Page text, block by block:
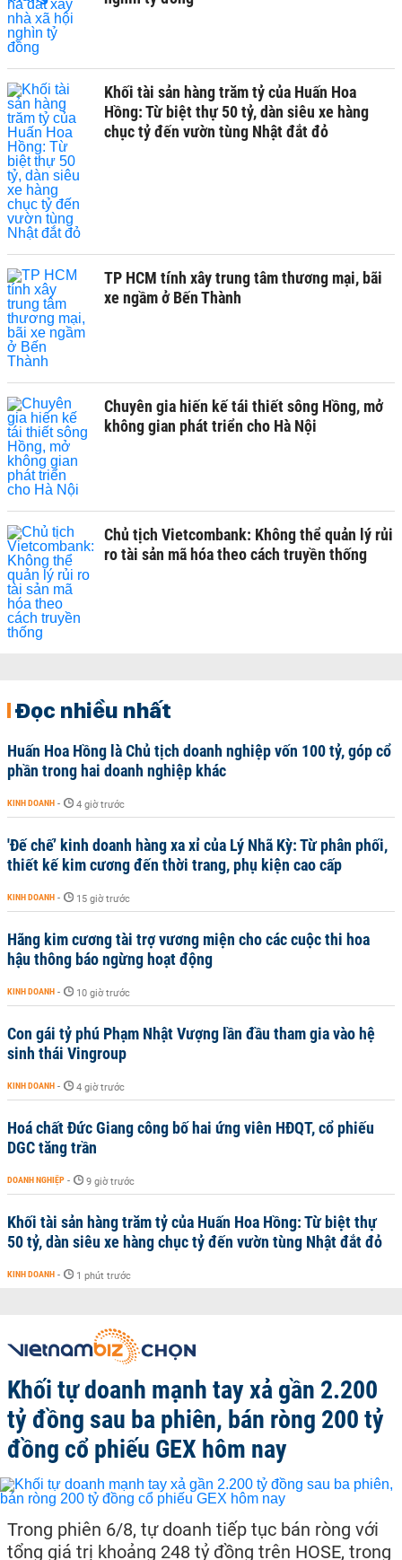
Khối tài sản hàng trăm tỷ của Huấn Hoa
Hồng: Từ biệt thự 50 tỷ, dàn siêu xe hàng
chục tỷ đến vườn tùng Nhật đắt đỏ
TP HCM tính xây trung tâm thương mại, bãi
xe ngầm ở Bến Thành
Chuyên gia hiến kế tái thiết sông Hồng, mở
không gian phát triển cho Hà Nội
Chủ tịch Vietcombank: Không thể quản lý rủi
ro tài sản mã hóa theo cách truyền thống
Đọc nhiều nhất
Huấn Hoa Hồng là Chủ tịch doanh nghiệp vốn 100 tỷ, góp cổ
phần trong hai doanh nghiệp khác
KINH DOANH - 4 giờ trước
'Đế chế’ kinh doanh hàng xa xỉ của Lý Nhã Kỳ: Từ phân phối,
thiết kế kim cương đến thời trang, phụ kiện cao cấp
KINH DOANH - 15 giờ trước
Hãng kim cương tài trợ vương miện cho các cuộc thi hoa
hậu thông báo ngừng hoạt động
KINH DOANH - 10 giờ trước
Con gái tỷ phú Phạm Nhật Vượng lần đầu tham gia vào hệ
sinh thái Vingroup
KINH DOANH - 4 giờ trước
Hoá chất Đức Giang công bố hai ứng viên HĐQT, cổ phiếu
DGC tăng trần
DOANH NGHIỆP - 9 giờ trước
Khối tài sản hàng trăm tỷ của Huấn Hoa Hồng: Từ biệt thự
50 tỷ, dàn siêu xe hàng chục tỷ đến vườn tùng Nhật đắt đỏ
KINH DOANH - 1 phút trước
Khối tự doanh mạnh tay xả gần 2.200
tỷ đồng sau ba phiên, bán ròng 200 tỷ
đồng cổ phiếu GEX hôm nay
Trong phiên 6/8, tự doanh tiếp tục bán ròng với
tổng giá trị khoảng 248 tỷ đồng trên HOSE, trong